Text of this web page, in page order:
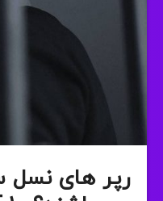
رپر های نسل